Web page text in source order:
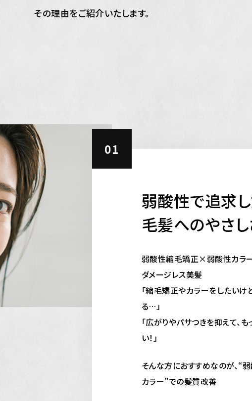
その理由をご紹介いたします。
01
弱酸性で追求
毛髪へのやさし
弱酸性縮毛矯正×弱酸性カラ
ダメージレス美髪
「縮毛矯正やカラーをしたいけ
る…」
「広がりやパサつきを抑えて、
い！」
そんな方におすすめなのが、“
カラー”での髪質改善